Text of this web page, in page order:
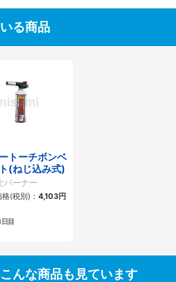
る商品
トーチボンベ
(ねじ込み式)
バーナー
(税別)： 4,103円
日目
んな商品も見ています